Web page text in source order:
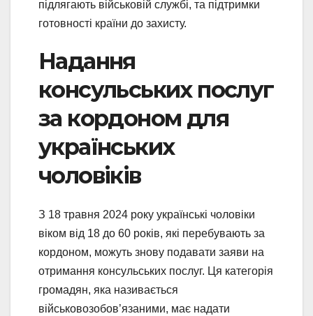
підлягають військовій службі, та підтримки
готовності країни до захисту.
Надання
консульських послуг
за кордоном для
українських
чоловіків
З 18 травня 2024 року українські чоловіки
віком від 18 до 60 років, які перебувають за
кордоном, можуть знову подавати заяви на
отримання консульських послуг. Ця категорія
громадян, яка називається
військовозобов’язаними, має надати